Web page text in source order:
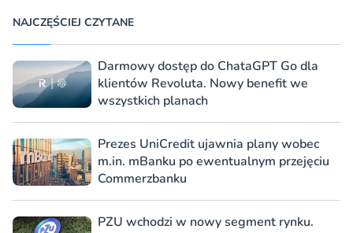
NAJCZĘŚCIEJ CZYTANE
Darmowy dostęp do ChataGPT Go dla
klientów Revoluta. Nowy benefit we
wszystkich planach
Prezes UniCredit ujawnia plany wobec
m.in. mBanku po ewentualnym przejęciu
Commerzbanku
PZU wchodzi w nowy segment rynku.